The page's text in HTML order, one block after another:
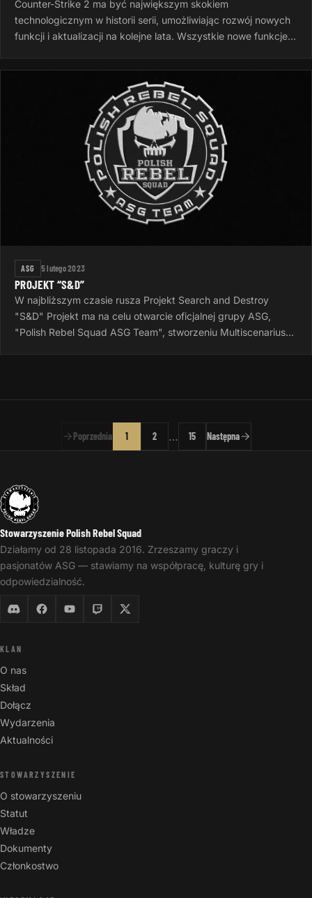
Counter-Strike 2 ma być największym skokiem
technologicznym w historii serii, umożliwiając rozwój nowych
funkcji i aktualizacji na kolejne lata. Wszystkie nowe funkcje
ASG 5 lutego 2023
PROJEKT “S&D”
W najbliższym czasie rusza Projekt Search and Destroy
"S&D" Projekt ma na celu otwarcie oficjalnej grupy ASG,
"Polish Rebel Squad ASG Team", stworzeniu Multiscenariusza
Poprzednia 1 2 … 15 Następna
Stowarzyszenie Polish Rebel Squad
Działamy od 28 listopada 2016. Zrzeszamy graczy i
pasjonatów ASG — stawiamy na współpracę, kulturę gry i
odpowiedzialność.
KLAN
O nas
Skład
Dołącz
Wydarzenia
Aktualności
STOWARZYSZENIE
O stowarzyszeniu
Statut
Władze
Dokumenty
Członkostwo